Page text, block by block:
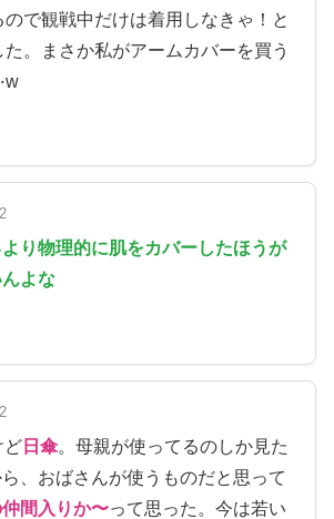
で観戦中だけは着用しなきゃ！と
。まさか私がアームカバーを買う
り物理的に肌をカバーしたほうが
よな
ど 日傘。母親が使ってるのしか見た
、おばさんが使うものだと思って
間入りか〜って思った。今は若い